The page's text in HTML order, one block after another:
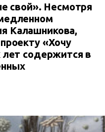
свой». Несмотря
Калашникова,
«Хочу
содержится в